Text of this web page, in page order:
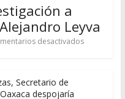
a
Leyva
desactivados
Secretario de
despojaría